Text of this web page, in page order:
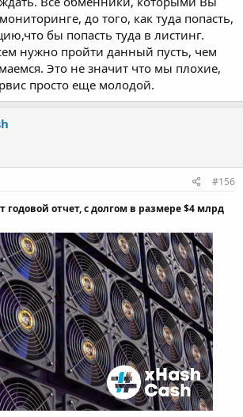
официальный представитель
до того, как туда попасть,
бы попасть туда в листинг.
нужно пройти данный пусть, чем
Это не значит что мы плохие,
просто еще молодой.
#156
отчет, с долгом в размере $4 млрд